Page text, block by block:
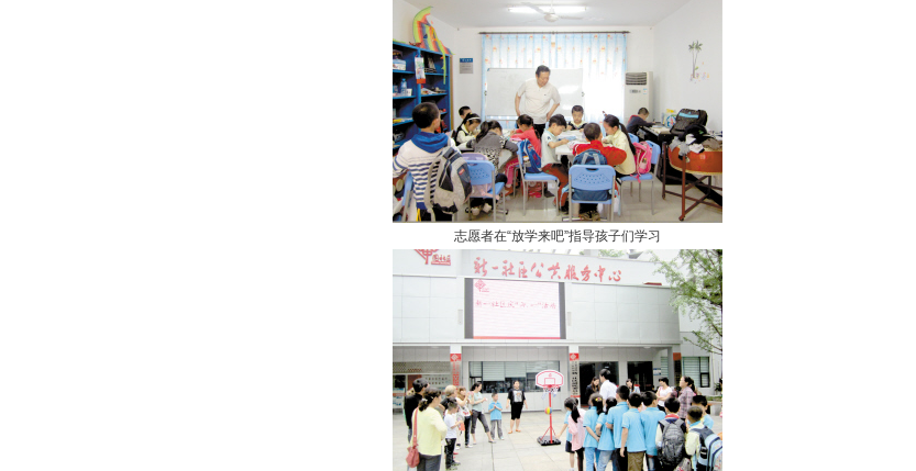
志愿者在“放学来吧”指导孩子们学习